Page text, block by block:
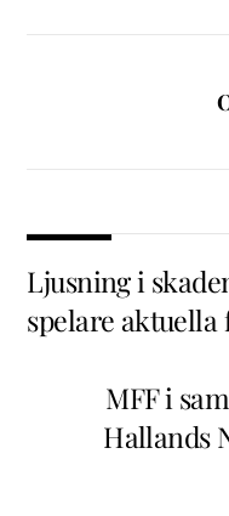
Ljusning i
spelare aktuella
MFF i
Hallands